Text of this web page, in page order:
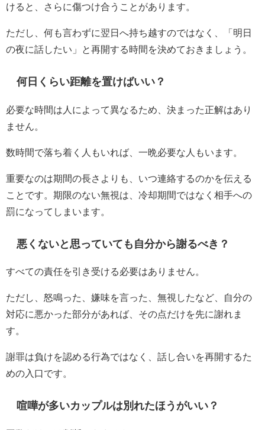
けると、さらに傷つけ合うことがあります。
ただし、何も言わずに翌日へ持ち越すのではなく、「明日
の夜に話したい」と再開する時間を決めておきましょう。
何日くらい距離を置けばいい？
必要な時間は人によって異なるため、決まった正解はあり
ません。
数時間で落ち着く人もいれば、一晩必要な人もいます。
重要なのは期間の長さよりも、いつ連絡するのかを伝える
ことです。期限のない無視は、冷却期間ではなく相手への
罰になってしまいます。
悪くないと思っていても自分から謝るべき？
すべての責任を引き受ける必要はありません。
ただし、怒鳴った、嫌味を言った、無視したなど、自分の
対応に悪かった部分があれば、その点だけを先に謝れま
す。
謝罪は負けを認める行為ではなく、話し合いを再開するた
めの入口です。
喧嘩が多いカップルは別れたほうがいい？